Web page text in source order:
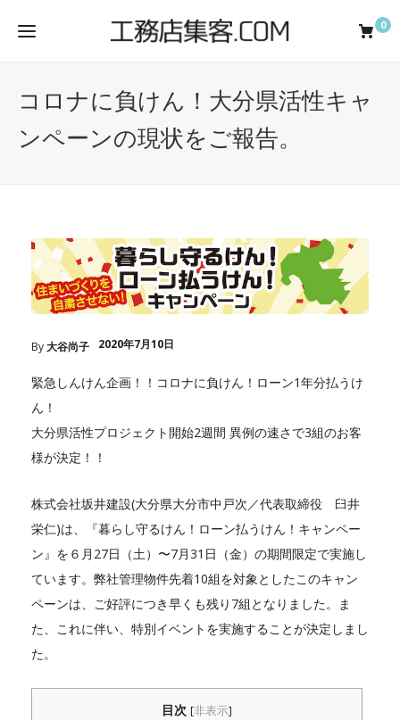
0
コロナに負けん！大分県活性キャ
ンペーンの現状をご報告。
By大谷尚子 2020年7月10日
緊急しんけん企画！！コロナに負けん！ローン1年分払うけ
ん！
大分県活性プロジェクト開始2週間 異例の速さで3組のお客
様が決定！！
株式会社坂井建設(大分県大分市中戸次／代表取締役 臼井
栄仁)は、『暮らし守るけん！ローン払うけん！キャンペー
ン』を６月27日（土）〜7月31日（金）の期間限定で実施し
ています。弊社管理物件先着10組を対象としたこのキャン
ペーンは、ご好評につき早くも残り7組となりました。ま
た、これに伴い、特別イベントを実施することが決定しまし
た。
目次 [非表示]